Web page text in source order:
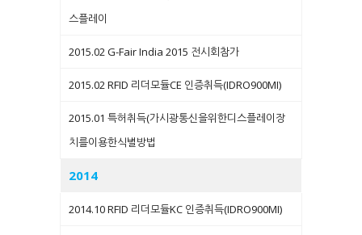
스플레이
2015.02 G-Fair India 2015 전시회참가
2015.02 RFID 리더모듈CE 인증취득(IDRO900MI)
2015.01 특허취득(가시광통신을위한디스플레이장
치를이용한식별방법
2014
2014.10 RFID 리더모듈KC 인증취득(IDRO900MI)